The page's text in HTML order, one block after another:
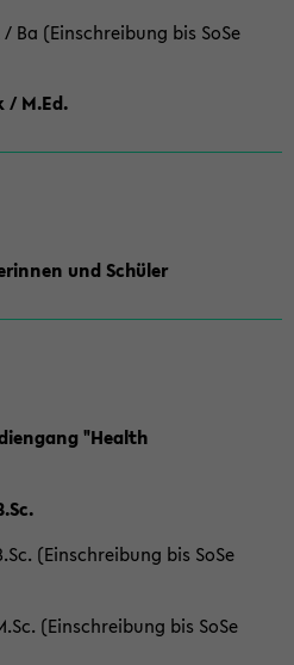
(Einschreibung bis SoSe
/ M.Ed.
und Schüler
"Health
(Einschreibung bis SoSe
(Einschreibung bis SoSe